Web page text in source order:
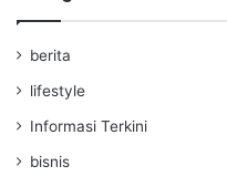
berita
lifestyle
Informasi Terkini
bisnis